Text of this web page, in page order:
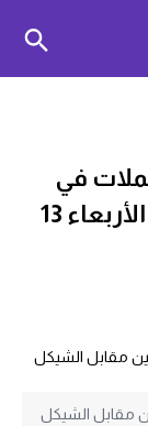
في
فلسطين مقابل الشيكل اليوم الأربعاء 13
مقابل الشيكل